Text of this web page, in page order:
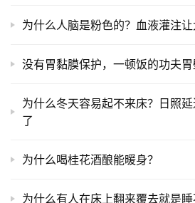
为什么人脑是粉色的？血液灌注
没有胃黏膜保护，一顿饭的功夫
为什么冬天容易起不来床？日照
了
为什么喝桂花酒酿能暖身？
为什么有人在床上翻来覆去就是